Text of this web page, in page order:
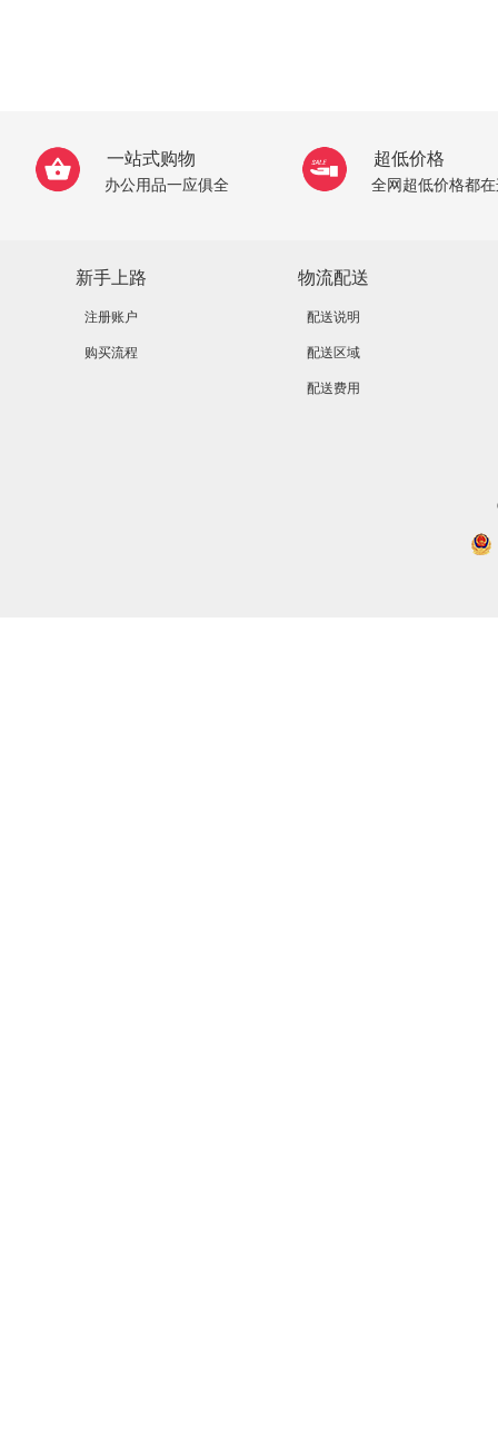
一站式购物
办公用品一应俱全
超低价格
全网超低价格都
新手上路
注册账户
购买流程
物流配送
配送说明
配送区域
配送费用